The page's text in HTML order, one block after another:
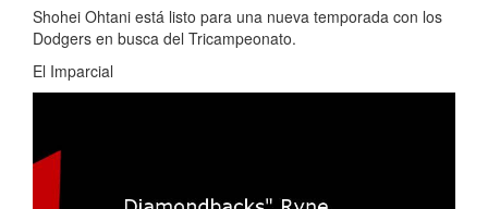
Shohei Ohtani está listo para una nueva temporada con los
Dodgers en busca del Tricampeonato.
El Imparcial